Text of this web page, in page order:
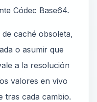
Códec Base64.
caché obsoleta,
o asumir que
a la resolución
valores en vivo
tras cada cambio.